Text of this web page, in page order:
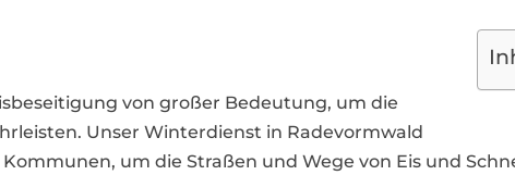
von großer Bedeutung, um die
Unser Winterdienst in Radevormwald
um die Straßen und Wege von Eis und